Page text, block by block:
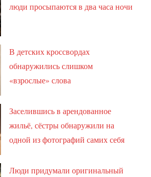
люди просыпаются в два часа ночи
В детских кроссвордах
обнаружились слишком
«взрослые» слова
Заселившись в арендованное
жильё, сёстры обнаружили на
одной из фотографий самих себя
Люди придумали оригинальный